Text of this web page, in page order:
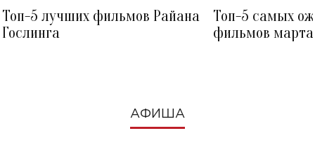
Топ-5 лучших фильмов Райана
Гослинга
Топ-5 самых
фильмов
АФИША